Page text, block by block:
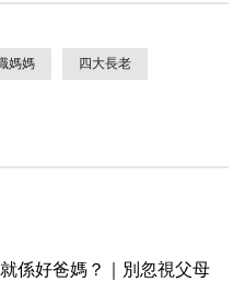
媽媽 四大長老
係好爸媽？｜別忽視父母